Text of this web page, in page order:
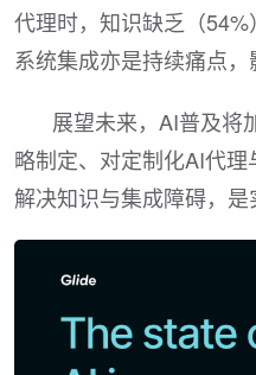
代理时，知识缺乏（54%
系统集成亦是持续痛点，
展望未来，AI普及将
略制定、对定制化AI代
解决知识与集成障碍，是